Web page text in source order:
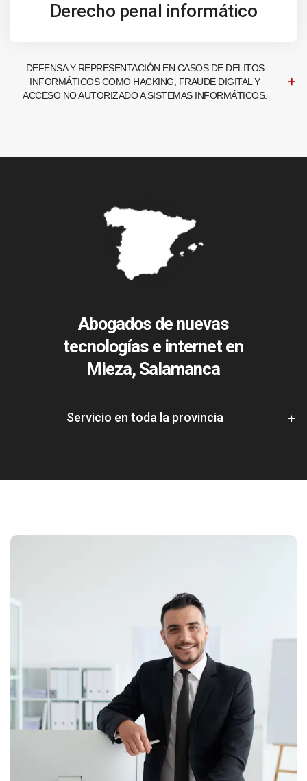
Derecho penal informático
DEFENSA Y REPRESENTACIÓN EN CASOS DE DELITOS
INFORMÁTICOS COMO HACKING, FRAUDE DIGITAL Y
ACCESO NO AUTORIZADO A SISTEMAS INFORMÁTICOS.
Abogados de nuevas
tecnologías e internet en
Mieza, Salamanca
Servicio en toda la provincia